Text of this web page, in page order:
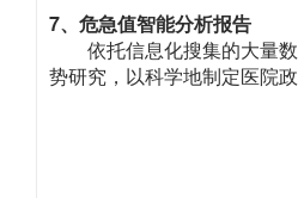
7、危急值智能分析报告
依托信息化搜集的大量
势研究，以科学地制定医院